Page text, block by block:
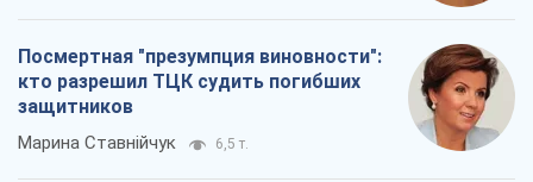
Посмертная "презумпция виновности":
кто разрешил ТЦК судить погибших
защитников
Марина Ставнійчук 6,5 т.